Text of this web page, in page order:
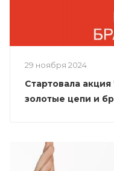
29 ноября 2024
Стартовала
золотые цепи и